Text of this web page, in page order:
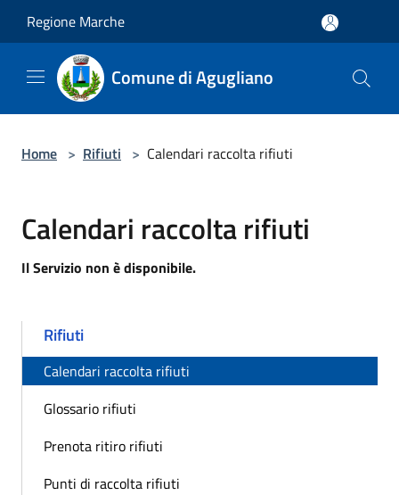
Regione Marche
Comune di Agugliano
Home > Rifiuti > Calendari raccolta rifiuti
Calendari raccolta rifiuti
Il Servizio non è disponibile.
Rifiuti
Calendari raccolta rifiuti
Glossario rifiuti
Prenota ritiro rifiuti
Punti di raccolta rifiuti